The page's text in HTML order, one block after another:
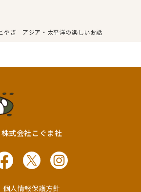
やぎ アジア・太平洋の楽しいお話
株式会社こぐま社
個人情報保護方針